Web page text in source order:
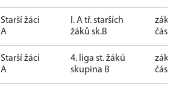
Starší žáci
A
I. A tř. starších
žáků sk.B
část
Starší žáci
A
4. liga st. žáků
skupina B
část